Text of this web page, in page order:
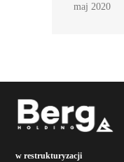
maj 2020
w restrukturyzacji